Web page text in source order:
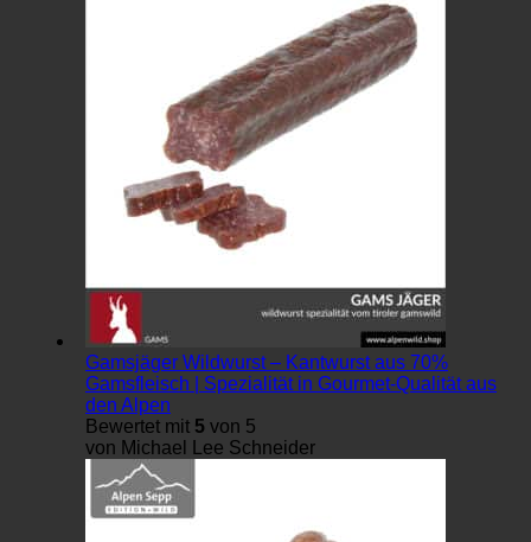
Gamsjäger Wildwurst – Kantwurst aus 70%
Gamsfleisch | Spezialität in Gourmet-Qualität aus
den Alpen
Bewertet mit 5 von 5
von Michael Lee Schneider